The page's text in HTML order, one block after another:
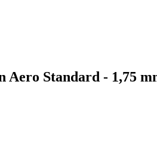
Aero Standard - 1,75